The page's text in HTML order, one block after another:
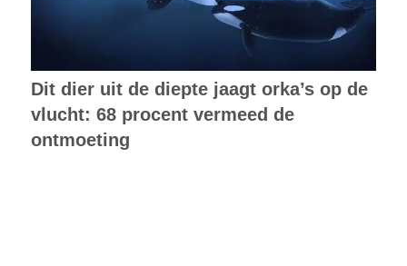
Dit dier uit de diepte jaagt orka’s op de
vlucht: 68 procent vermeed de
ontmoeting